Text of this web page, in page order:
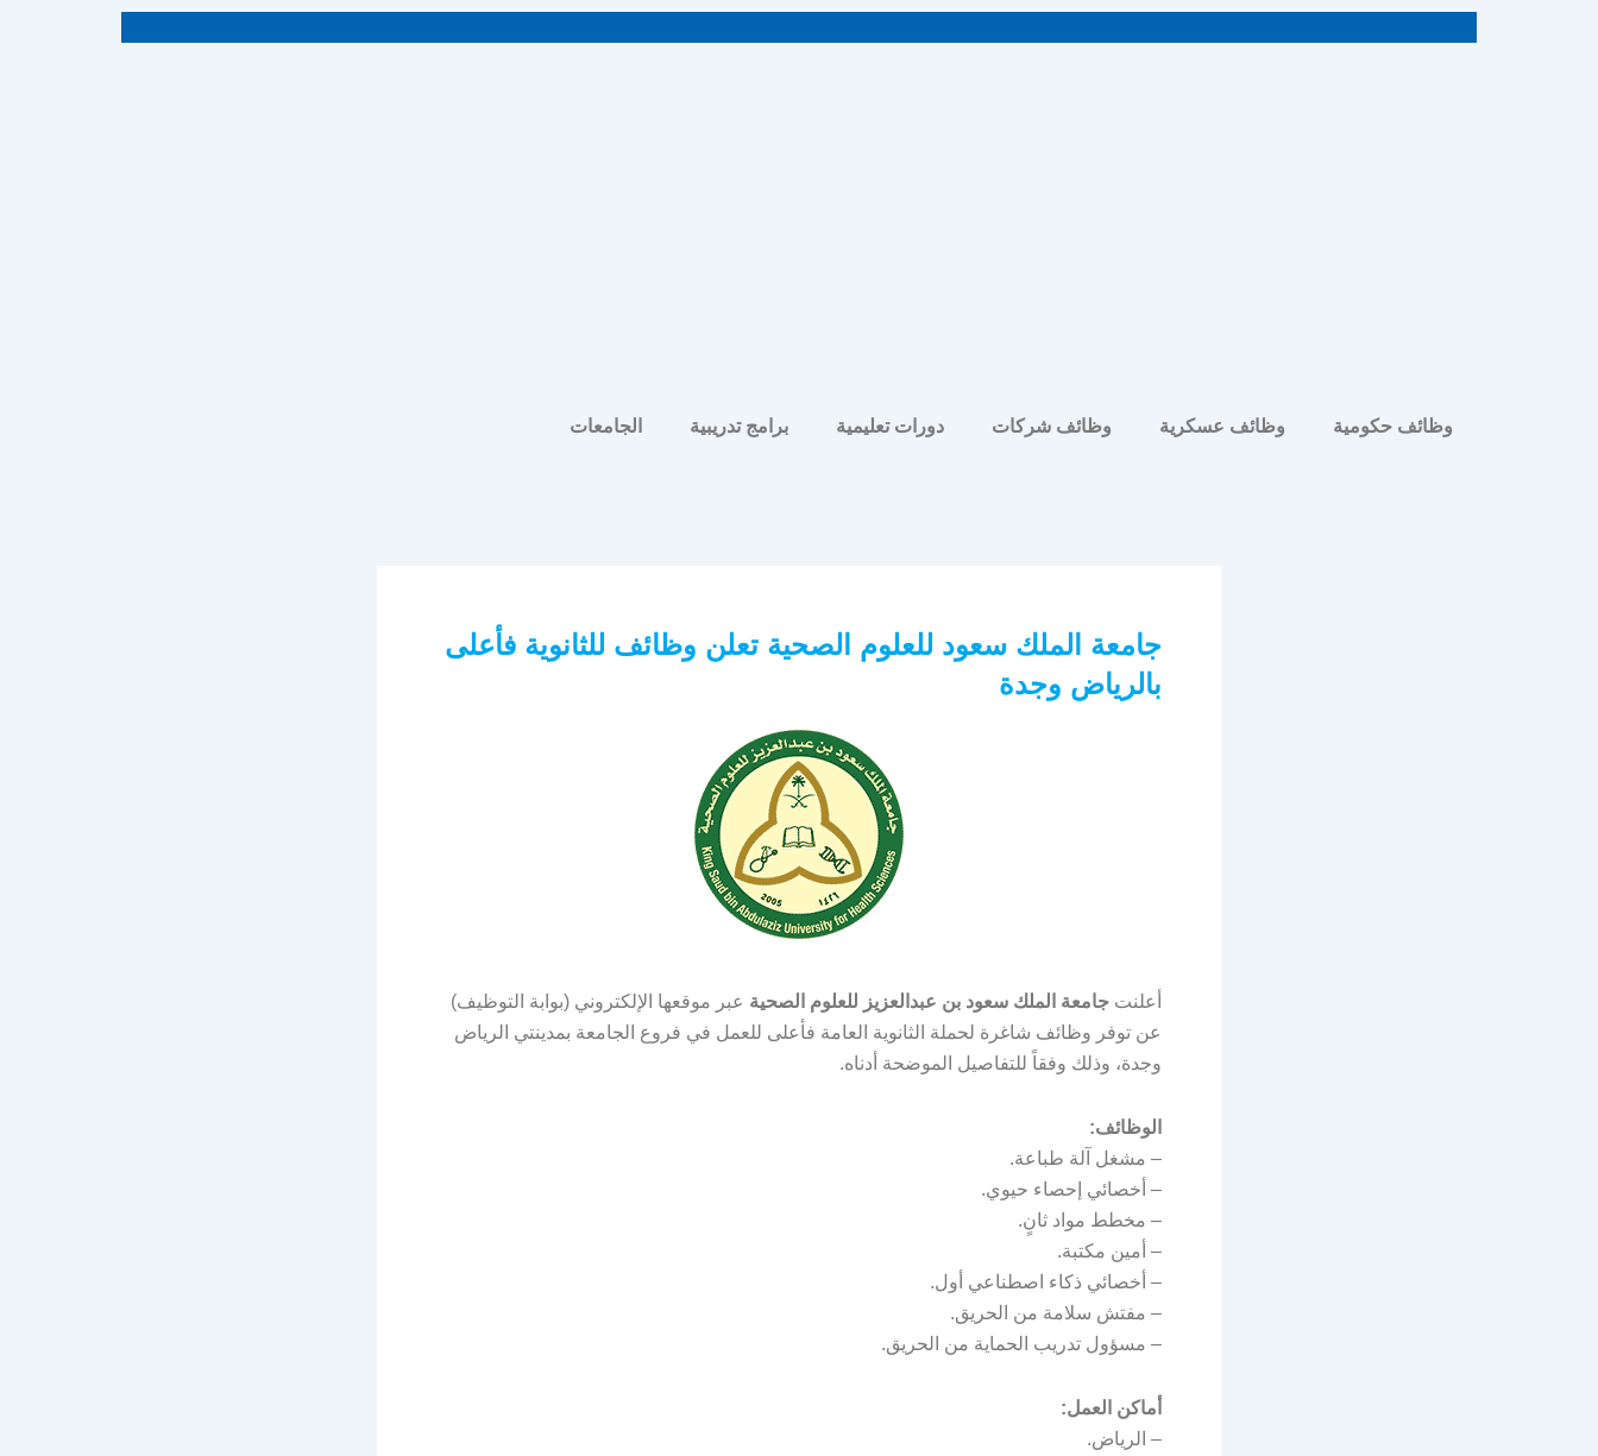
وظائف حكومية وظائف عسكرية وظائف شركات دورات تعليمية برامج تدريبية الجامعات
جامعة الملك سعود للعلوم الصحية تعلن وظائف للثانوية فأعلى
بالرياض وجدة
أعلنت جامعة الملك سعود بن عبدالعزيز للعلوم الصحية عبر موقعها الإلكتروني (بوابة التوظيف)
عن توفر وظائف شاغرة لحملة الثانوية العامة فأعلى للعمل في فروع الجامعة بمدينتي الرياض
وجدة، وذلك وفقاً للتفاصيل الموضحة أدناه.
الوظائف:
– مشغل آلة طباعة.
– أخصائي إحصاء حيوي.
– مخطط مواد ثانٍ.
– أمين مكتبة.
– أخصائي ذكاء اصطناعي أول.
– مفتش سلامة من الحريق.
– مسؤول تدريب الحماية من الحريق.
أماكن العمل:
– الرياض.